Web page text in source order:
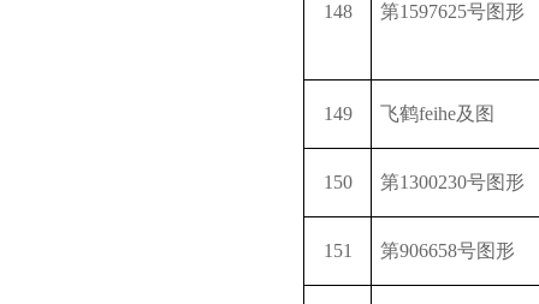
148 第1597625号图形
149 飞鹤feihe及图
150 第1300230号图形
151 第906658号图形